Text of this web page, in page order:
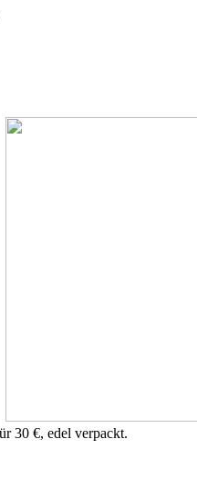
30 €, edel verpackt.